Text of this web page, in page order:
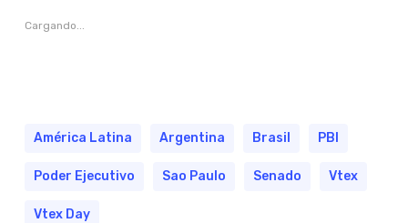
Cargando...
América Latina Argentina Brasil PBI
Poder Ejecutivo Sao Paulo Senado Vtex
Vtex Day